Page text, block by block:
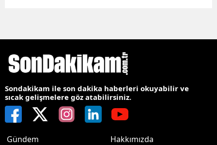
Sondakikam ile son dakika haberleri okuyabilir ve
sıcak gelişmelere göz atabilirsiniz.
Gündem
Hakkımızda